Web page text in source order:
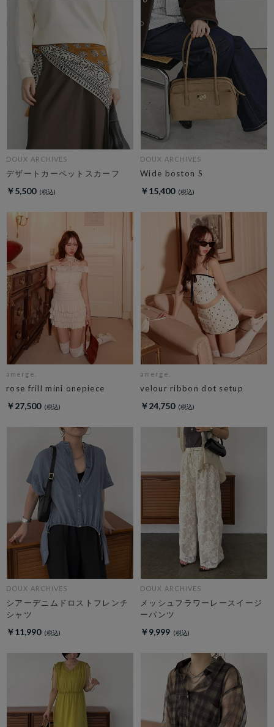
DOUX ARCHIVES
デザートカーペットスカーフ
￥5,500
DOUX ARCHIVES
Wide boston S
￥15,400
amerge.
rose frill mini onepiece
￥27,500
amerge.
velour ribbon dot setup
￥24,750
DOUX ARCHIVES
シアーデニムドロストフレンチ
シャツ
￥11,990
DOUX ARCHIVES
メッシュフラワーレースイージ
ーパンツ
￥9,999